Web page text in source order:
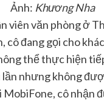
Ảnh: Khương Nha
viên văn phòng ở
cô đang gọi cho
thể thực hiện
lần nhưng không
MobiFone, cô nhận